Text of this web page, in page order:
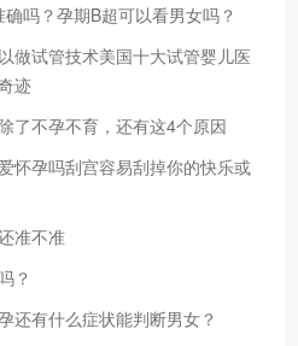
吗？孕期B超可以看男女吗？
做试管技术美国十大试管婴儿医
迹
了不孕不育，还有这4个原因
怀孕吗刮宫容易刮掉你的快乐或
准不准
？
还有什么症状能判断男女？